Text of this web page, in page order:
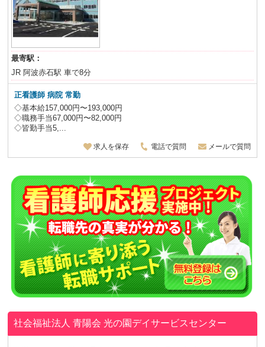
最寄駅：
JR 阿波赤石駅 車で8分
正看護師 病院 常勤
◇基本給157,000円〜193,000円
◇職務手当67,000円〜82,000円
◇皆勤手当5,...
求人を保存 電話で質問 メールで質問
社会福祉法人 青陽会光の園デイサービスセンター